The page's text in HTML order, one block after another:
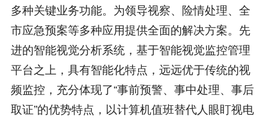
多种关键业务功能。为领导视察、险情处理、全
市应急预案等多种应用提供全面的解决方案。先
进的智能视觉分析系统，基于智能视觉监控管理
平台之上，具有智能化特点，远远优于传统的视
频监控，充分体现了“事前预警、事中处理、事后
取证”的优势特点，以计算机值班替代人眼盯视电